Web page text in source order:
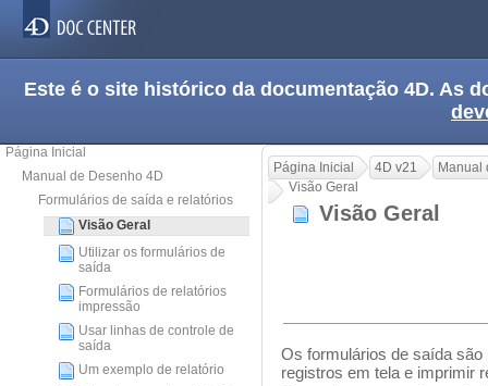
Este é o site histórico da documentação 4D. As
Página Inicial
Manual de Desenho 4D
Formulários de saída e relatórios
Visão Geral
Utilizar os formulários de
saída
Formulários de relatórios
impressão
Usar linhas de controle de
saída
Um exemplo de relatório
Página Inicial 4D v21
Manual
Visão Geral
Visão Geral
Os formulários de saída
registros em tela e imprimir